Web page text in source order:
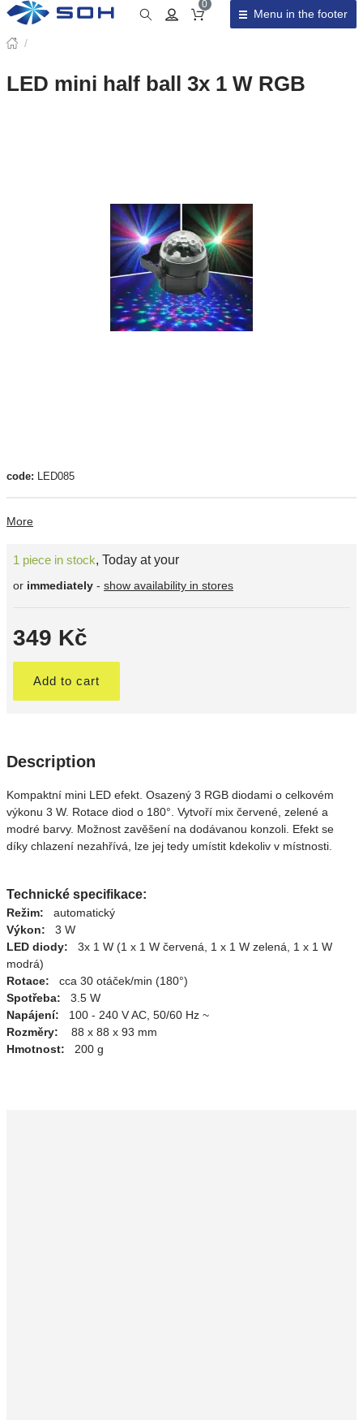
Cart total
0
Menu in the footer
/
LED mini half ball 3x 1 W RGB
code: LED085
More
1 piece in stock, Today at your
or immediately - show availability in stores
349 Kč
Add to cart
Description
Kompaktní mini LED efekt. Osazený 3 RGB diodami o celkovém
výkonu 3 W. Rotace diod o 180°. Vytvoří mix červené, zelené a
modré barvy. Možnost zavěšení na dodávanou konzoli. Efekt se
díky chlazení nezahřívá, lze jej tedy umístit kdekoliv v místnosti.
Technické specifikace:
Režim: automatický
Výkon: 3 W
LED diody: 3x 1 W (1 x 1 W červená, 1 x 1 W zelená, 1 x 1 W
modrá)
Rotace: cca 30 otáček/min (180°)
Spotřeba: 3.5 W
Napájení: 100 - 240 V AC, 50/60 Hz ~
Rozměry: 88 x 88 x 93 mm
Hmotnost: 200 g